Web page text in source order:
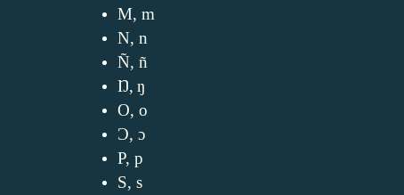
M, m
N, n
Ñ, ñ
Ŋ, ŋ
O, o
Ɔ, ɔ
P, p
S, s